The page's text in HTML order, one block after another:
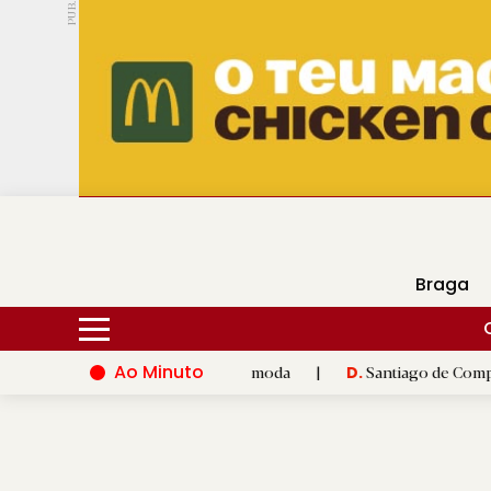
PUB.
Hoje 15ºC 30ºC DMtv
Braga
Ao Minuto
do mundo da moda D.Santiago de Compostela